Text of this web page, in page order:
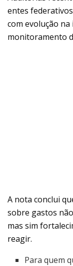
entes
com evolução
monitoramento
A nota conclui
sobre gastos
mas sim
reagir.
Para quem